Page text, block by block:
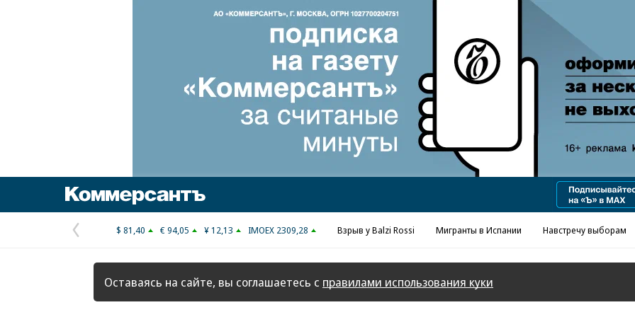
Реклама в «Ъ» www.kommersant.ru/ad
Предыдущая
страница
$ 81,40 € 94,05 ¥ 12,13 IMOEX 2309,28 Взрыв у Balzi Rossi Мигранты в Испании Навстречу выборам
Оставаясь на сайте, вы соглашаетесь с правилами использования куки